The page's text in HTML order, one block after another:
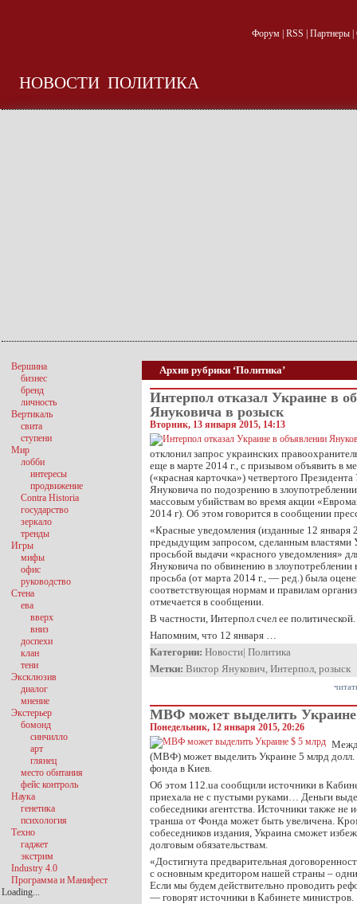
Форум| RSS Партнеры|
НОВОСТИ ПОЛИТИКА
Архив рубрики ‘Политика’
Интерпол отказал Украине в
Януковича в розыск
Вторник, 13 января 2015, 14:13
отклонил запрос украинских
еще в марте 2014 г., с призывом объявить в
(«красная карточка») четвертого
Януковича по подозрению в
массовым убийствам во время акции
2014 г). Об этом говорится в сообщении
«Красные уведомления (изданные 12 января
предыдущим запросом, сделанным властями
просьбой выдачи «красного уведомления»
Януковича по обвинению в злоупотреблении
просьба (от марта 2014 г., — ред.) была
соответствующая нормам и правилам
отмечается в сообщении.
В частности, Интерпол счел ее политической.
Напомним, что 12 января …
Категории: Новости| Политика
Метки: Виктор Янукович, Интерпол, розыск
МВФ может выделить Украине
Понедельник, 12 января 2015, 20:26
(МВФ) может выделить Украине 5 млрд долл.
фонда в Киев.
Об этом 112.ua сообщили источники в
приехала не с пустыми руками… Деньги
собеседники агентства. Источники также не
транша от Фонда может быть увеличена.
собеседников издания, Украина сможет
долговым обязательствам.
«Достигнута предварительная
с основным кредитором нашей страны –
Если мы будем действительно проводить
— говорят источники в Кабинете министров.
Вершина
бизнес
бренд
личность
Вертикаль
свита
ступени
Мир
лобби
интересы
продвижение
Contra Historia
государство
зеркало
тренды
Игры
мифы
офис
руководство
Стена
ева
вверх
вниз
доспехи
клан
тени
Эксклюзив
диалог
мнение
Экстерьер
бомонд
синчилло
арт
глянец
место обитания
фейс контроль
Наука
генетика
психология
Техно
гаджет
экстрим
Industry 4.0
Программа и Манифест
Loading...